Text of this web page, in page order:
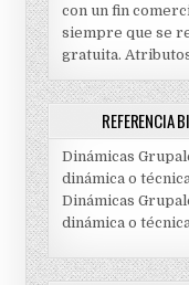
con un fin
siempre que se
gratuita.
REFERENCIA
Dinámicas
dinámica o
Dinámicas
dinámica o